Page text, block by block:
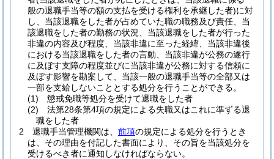
般の退職手当等の額の支払を受ける権利を承継した者)に対
し、当該退職をした者が占めていた職の職務及び責任、当
該退職をした者の勤務の状況、当該退職をした者が行った
非違の内容及び程度、当該非違に至った経緯、当該非違後
における当該退職をした者の言動、当該非違が公務の遂行
に及ぼす支障の程度並びに当該非違が公務に対する信頼に
及ぼす影響を勘案して、当該一般の退職手当等の全部又は
一部を支給しないこととする処分を行うことができる。
(1)
懲戒免職等処分を受けて退職をした者
(2)
法第28条第4項の規定による失職又はこれに準ずる退
職をした者
2
退職手当管理機関は、 前項の規定による処分を行うとき
は、その理由を付記した書面により、その旨を当該処分を
受けるべき者に通知しなければならない。